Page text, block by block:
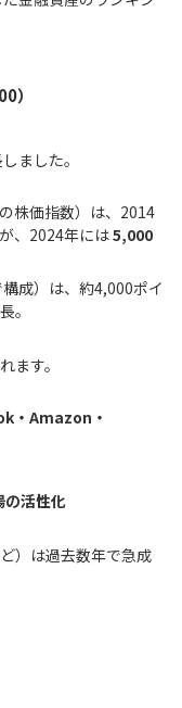
）
ました。
株価指数）は、2014
、2024年には5,000
構成）は、約4,000ポイ
。
ます。
・Amazon・
の活性化
）は過去数年で急成